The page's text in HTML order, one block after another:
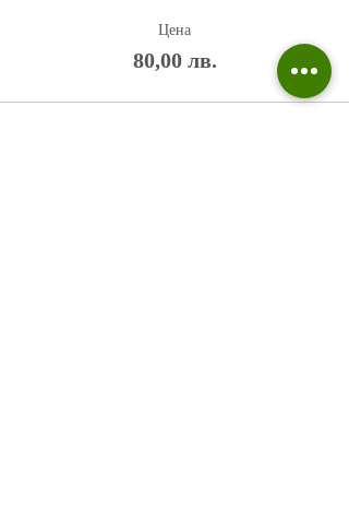
Цена
80,00 лв.